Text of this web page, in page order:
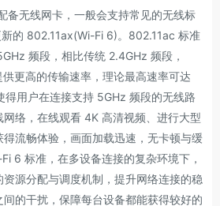
无线网卡，一般会支持常见的无线标
的 802.11ax(Wi-Fi 6)。802.11ac 标准
频段，相比传统 2.4GHz 频段，
更高的传输速率，理论最高速率可达
得用户在连接支持 5GHz 频段的无线路
络，在线观看 4K 高清视频、进行大型
流畅体验，画面加载迅速，无卡顿与缓
6 标准，在多设备连接的复杂环境下，
源分配与调度机制，提升网络连接的稳
的干扰，保障每台设备都能获得较好的